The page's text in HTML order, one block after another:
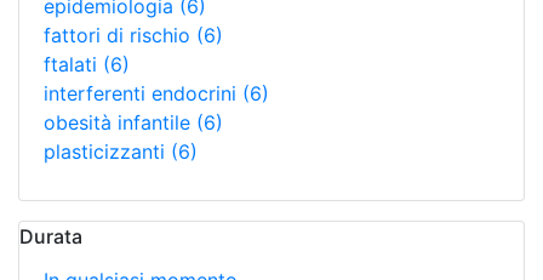
epidemiologia (6)
fattori di rischio (6)
ftalati (6)
interferenti endocrini (6)
obesità infantile (6)
plasticizzanti (6)
Durata